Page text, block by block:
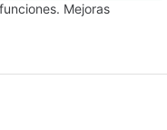
Mejoras